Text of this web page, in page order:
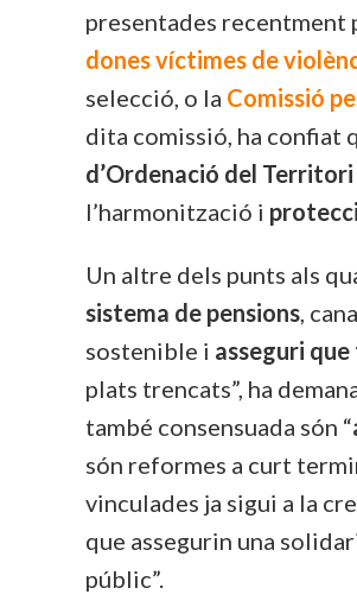
presentades recentment
dones víctimes de
selecció, o la Comissió
dita comissió, ha confiat
d’Ordenació del
l’harmonització i
Un altre dels punts als
sistema de pensions,
sostenible i asseguri
plats trencats”, ha
també consensuada són “
són reformes a curt
vinculades ja sigui a la
que assegurin una
públic”.